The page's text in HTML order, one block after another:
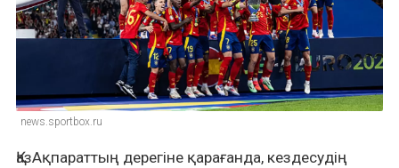
news.sportbox.ru
ҚазАқпараттың дерегіне қарағанда, кездесудің